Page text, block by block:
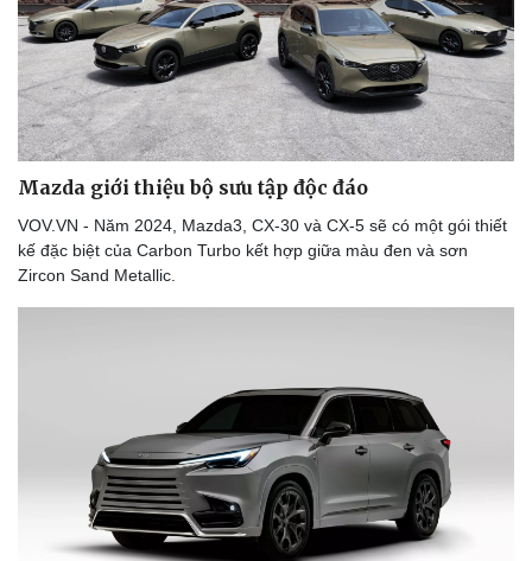
Doanh nghiệp
Thông tin doanh nghiệp
Doanh nhân
Vì cộng đồng
Công nghệ
Sành điệu
Trải nghiệm
Chuyển đổi số
Mazda giới thiệu bộ sưu tập độc đáo
VOV.VN - Năm 2024, Mazda3, CX-30 và CX-5 sẽ có một gói thiết
kế đặc biệt của Carbon Turbo kết hợp giữa màu đen và sơn
Zircon Sand Metallic.